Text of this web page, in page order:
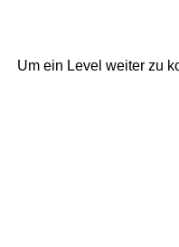
Um ein Level weiter zu